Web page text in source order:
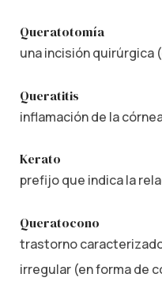
Queratotomía
una incisión quirúrgica
Queratitis
inflamación de la
Kerato
prefijo que indica la
Queratocono
trastorno
irregular (en forma de